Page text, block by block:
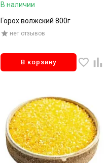
В наличии
Горох волжский 800г
нет отзывов
В корзину